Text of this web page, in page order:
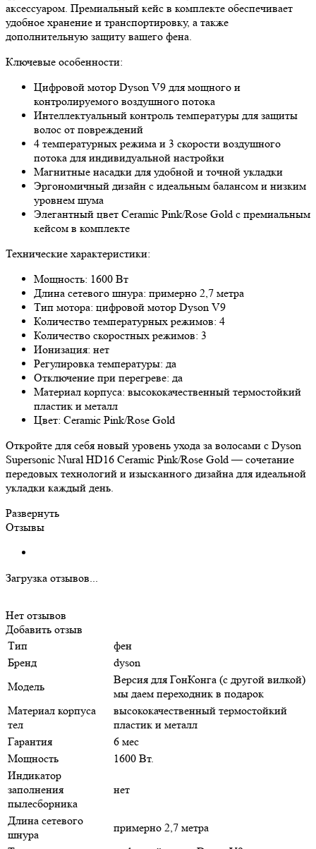
аксессуаром. Премиальный кейс в комплекте обеспечивает
удобное хранение и транспортировку, а также
дополнительную защиту вашего фена.
Ключевые особенности:
Цифровой мотор Dyson V9 для мощного и
контролируемого воздушного потока
Интеллектуальный контроль температуры для защиты
волос от повреждений
4 температурных режима и 3 скорости воздушного
потока для индивидуальной настройки
Магнитные насадки для удобной и точной укладки
Эргономичный дизайн с идеальным балансом и низким
уровнем шума
Элегантный цвет Ceramic Pink/Rose Gold с премиальным
кейсом в комплекте
Технические характеристики:
Мощность: 1600 Вт
Длина сетевого шнура: примерно 2,7 метра
Тип мотора: цифровой мотор Dyson V9
Количество температурных режимов: 4
Количество скоростных режимов: 3
Ионизация: нет
Регулировка температуры: да
Отключение при перегреве: да
Материал корпуса: высококачественный термостойкий
пластик и металл
Цвет: Ceramic Pink/Rose Gold
Откройте для себя новый уровень ухода за волосами с Dyson
Supersonic Nural HD16 Ceramic Pink/Rose Gold — сочетание
передовых технологий и изысканного дизайна для идеальной
укладки каждый день.
Развернуть
Отзывы
Загрузка отзывов...
Нет отзывов
Добавить отзыв
Тип
фен
Бренд
dyson
Модель
Версия для ГонКонга (с другой вилкой)
мы даем переходник в подарок
Материал корпуса
тел
высококачественный термостойкий
пластик и металл
Гарантия
6 мес
Мощность
1600 Вт.
Индикатор
заполнения
пылесборника
нет
Длина сетевого
шнура
примерно 2,7 метра